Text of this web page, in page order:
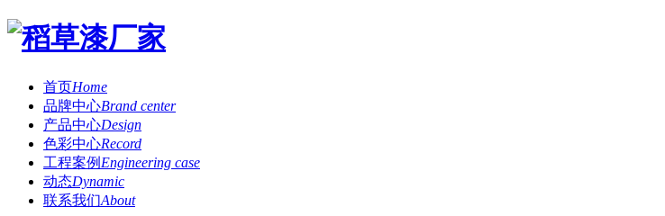
首页Home
品牌中心Brand center
产品中心Design
色彩中心Record
工程案例 Engineering case
动态Dynamic
联系我们About